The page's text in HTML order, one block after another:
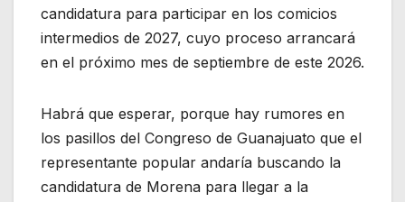
candidatura para participar en los comicios
intermedios de 2027, cuyo proceso arrancará
en el próximo mes de septiembre de este 2026.
Habrá que esperar, porque hay rumores en
los pasillos del Congreso de Guanajuato que el
representante popular andaría buscando la
candidatura de Morena para llegar a la